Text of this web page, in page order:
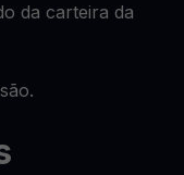
da carteira da